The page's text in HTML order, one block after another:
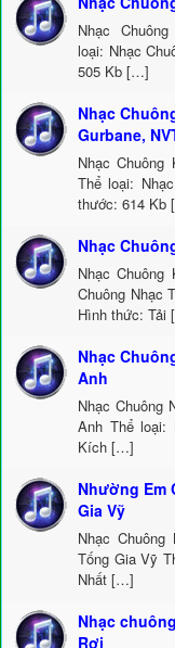
Nhạc
loại: Nhạc
505 Kb […]
Nhạc
Gurbane,
Nhạc Chuông
Thể loại:
thước: 614 Kb
Nhạc
Nhạc Chuông
Chuông Nhạc
Hình thức: Tải
Nhạc
Anh
Nhạc Chuông
Anh Thể loại:
Kích […]
Nhường Em
Gia Vỹ
Nhạc
Tống Gia Vỹ
Nhất […]
Nhạc
Rơi